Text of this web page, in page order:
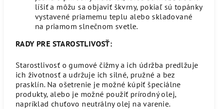
líšiť a môžu sa objaviť škvrny, pokiaľ sú topánky
vystavené priamemu teplu alebo skladované
na priamom slnečnom svetle.
RADY PRE STAROSTLIVOSŤ:
Starostlivosť o gumové čižmy a ich údržba predlžuje
ich životnosť a udržuje ich silné, pružné a bez
prasklín. Na ošetrenie je možné kúpiť špeciálne
produkty, alebo je možné použiť prírodný olej,
napríklad chuťovo neutrálny olej na varenie.